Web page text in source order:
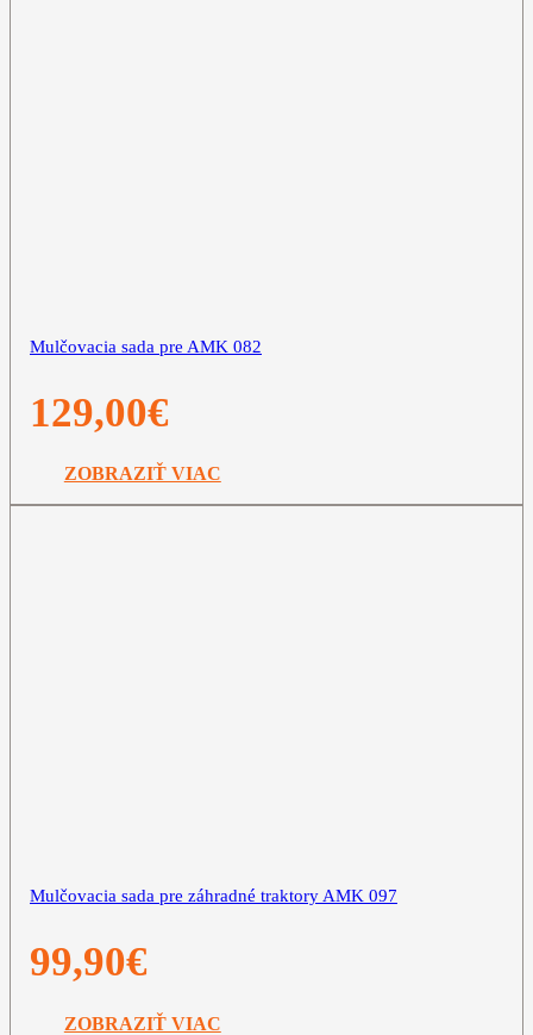
Mulčovacia sada pre AMK 082
129,00€
ZOBRAZIŤ VIAC
Mulčovacia sada pre záhradné traktory AMK 097
99,90€
ZOBRAZIŤ VIAC